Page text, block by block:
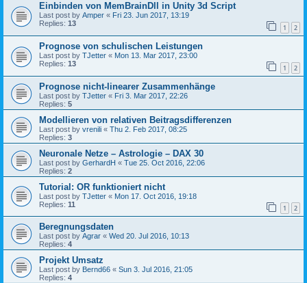
Einbinden von MemBrainDll in Unity 3d Script
Last post by Amper « Fri 23. Jun 2017, 13:19
Replies: 13 1 2
Prognose von schulischen Leistungen
Last post by TJetter « Mon 13. Mar 2017, 23:00
Replies: 13 1 2
Prognose nicht-linearer Zusammenhänge
Last post by TJetter « Fri 3. Mar 2017, 22:26
Replies: 5
Modellieren von relativen Beitragsdifferenzen
Last post by vrenili « Thu 2. Feb 2017, 08:25
Replies: 3
Neuronale Netze – Astrologie – DAX 30
Last post by GerhardH « Tue 25. Oct 2016, 22:06
Replies: 2
Tutorial: OR funktioniert nicht
Last post by TJetter « Mon 17. Oct 2016, 19:18
Replies: 11 1 2
Beregnungsdaten
Last post by Agrar « Wed 20. Jul 2016, 10:13
Replies: 4
Projekt Umsatz
Last post by Bernd66 « Sun 3. Jul 2016, 21:05
Replies: 4